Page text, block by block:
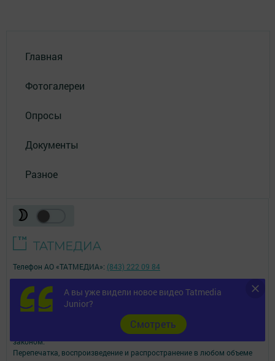
Главная
Фотогалереи
Опросы
Документы
Разное
А вы уже видели новое видео Tatmedia
Junior?
Cмотреть
© 2011 - 2026. Бавлы-информ. Все права защищены.
© ТАТМЕДИА. Все материалы, размещенные на сайте, защищены
законом.
Перепечатка, воспроизведение и распространение в любом объеме
Телефон АО «ТАТМЕДИА»: (843) 222 09 84
16+